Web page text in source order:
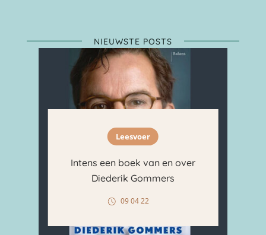
NIEUWSTE POSTS
Leesvoer
Intens een boek van en over
Diederik Gommers
09 04 22